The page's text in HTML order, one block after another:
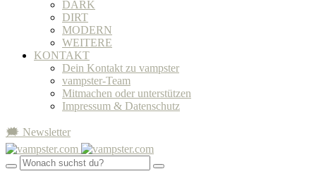
DARK
DIRT
MODERN
WEITERE
KONTAKT
Dein Kontakt zu vampster
vampster-Team
Mitmachen oder unterstützen
Impressum & Datenschutz
🗯 Newsletter